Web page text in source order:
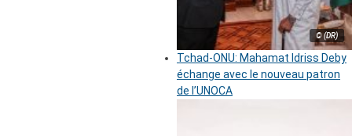
© (DR)
Tchad-ONU: Mahamat Idriss Deby
échange avec le nouveau patron
de l’UNOCA